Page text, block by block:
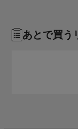
あとで買う